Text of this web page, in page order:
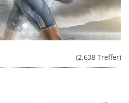
(2.638 Treffer)